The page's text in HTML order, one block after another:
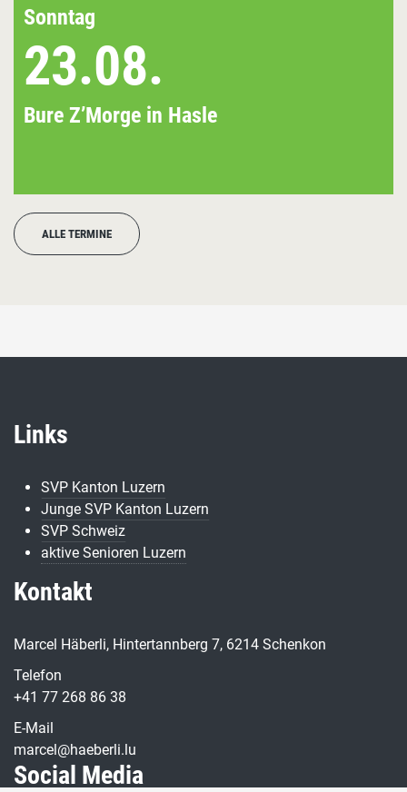
Sonntag
23.08.
Bure Z’Morge in Hasle
ALLE TERMINE
Links
SVP Kanton Luzern
Junge SVP Kanton Luzern
SVP Schweiz
aktive Senioren Luzern
Kontakt
Marcel Häberli, Hintertannberg 7, 6214 Schenkon
Telefon
+41 77 268 86 38
E-Mail
marcel@haeberli.lu
Social Media